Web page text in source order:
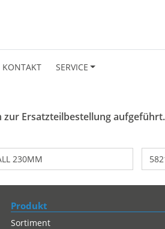
KONTAKT SERVICE
Ersatzteilbestellung
230MM
Produkt
Sortiment